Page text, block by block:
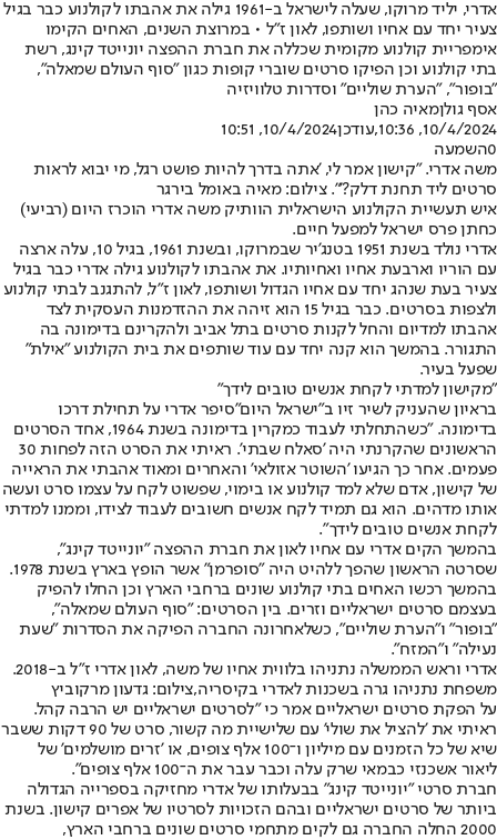
אדרי, יליד מרוקו, שעלה לישראל ב-1961 גילה את אהבתו לקולנוע כבר בגיל
צעיר יחד עם אחיו ושותפו, לאון ז"ל • במרוצת השנים, האחים הקימו
אימפריית קולנוע מקומית שכללה את חברת ההפצה יונייטד קינג, רשת
בתי קולנוע וכן הפיקו סרטים שוברי קופות כגון "סוף העולם שמאלה",
"בופור", "הערת שוליים" וסדרות טלוויזיה
אסף גולןמאיה כהן
10/4/2024, 10:36
,עודכן10/4/2024, 10:51
0השמעה
משה אדרי. "קישון אמר לי, 'אתה בדרך להיות פושט רגל, מי יבוא לראות
סרטים ליד תחנת דלק?'". צילום: מאיה באומל בירגר
איש תעשיית הקולנוע הישראלית הוותיק משה אדרי הוכרז היום (רביעי)
כחתן פרס ישראל למפעל חיים.
אדרי נולד בשנת 1951 בטנג'יר שבמרוקו, ובשנת 1961, בגיל 10, עלה ארצה
עם הוריו וארבעת אחיו ואחיותיו. את אהבתו לקולנוע גילה אדרי כבר בגיל
צעיר בעת שנהג יחד עם אחיו הגדול ושותפו, לאון ז"ל, להתגנב לבתי קולנוע
ולצפות בסרטים. כבר בגיל 15 הוא זיהה את ההזדמנות העסקית לצד
אהבתו למדיום והחל לקנות סרטים בתל אביב ולהקרינם בדימונה בה
התגורר. בהמשך הוא קנה יחד עם עוד שותפים את בית הקולנוע "אילת"
שפעל בעיר.
"מקישון למדתי לקחת אנשים טובים לידך"
בראיון שהעניק לשיר זיו ב"ישראל היום"סיפר אדרי על תחילת דרכו
בדימונה. "כשהתחלתי לעבוד כמקרין בדימונה בשנת 1964, אחד הסרטים
הראשונים שהקרנתי היה 'סאלח שבתי'. ראיתי את הסרט הזה לפחות 30
פעמים. אחר כך הגיעו 'השוטר אזולאי' והאחרים ומאוד אהבתי את הראייה
של קישון, אדם שלא למד קולנוע או בימוי, שפשוט לקח על עצמו סרט ועשה
אותו מדהים. הוא גם תמיד לקח אנשים חשובים לעבוד לצידו, וממנו למדתי
לקחת אנשים טובים לידך".
בהמשך הקים אדרי עם אחיו לאון את חברת ההפצה "יונייטד קינג",
שסרטה הראשון שהפך ללהיט היה "סופרמן" אשר הופץ בארץ בשנת 1978.
בהמשך רכשו האחים בתי קולנוע שונים ברחבי הארץ וכן החלו להפיק
בעצמם סרטים ישראליים וזרים. בין הסרטים: "סוף העולם שמאלה",
"בופור" ו"הערת שוליים", כשלאחרונה החברה הפיקה את הסדרות "שעת
נעילה" ו"המזח".
אדרי וראש הממשלה נתניהו בלווית אחיו של משה, לאון אדרי ז"ל ב-2018.
משפחת נתניהו גרה בשכנות לאדרי בקיסריה,צילום: גדעון מרקוביץ
על הפקת סרטים ישראליים אמר כי "לסרטים ישראליים יש הרבה קהל.
ראיתי את 'להציל את שולי' עם שלישיית מה קשור, סרט של 90 דקות ששבר
שיא של כל הזמנים עם מיליון ו־100 אלף צופים, או 'זרים מושלמים' של
ליאור אשכנזי כבמאי שרק עלה וכבר עבר את ה־100 אלף צופים".
חברת סרטי "יונייטד קינג" בבעלותו של אדרי מחזיקה בספרייה הגדולה
ביותר של סרטים ישראליים ובהם הזכויות לסרטיו של אפרים קישון. בשנת
2000 החלה החברה גם לקים מתחמי סרטים שונים ברחבי הארץ,